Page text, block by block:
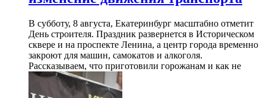
В субботу, 8 августа, Екатеринбург масштабно отметит
День строителя. Праздник развернется в Историческом
сквере и на проспекте Ленина, а центр города временно
закроют для машин, самокатов и алкоголя.
Рассказываем, что приготовили горожанам и как не